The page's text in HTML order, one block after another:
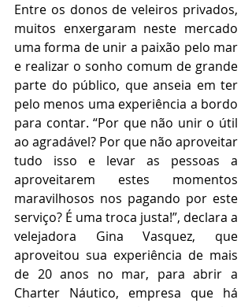
Entre os donos de veleiros privados,
muitos enxergaram neste mercado
uma forma de unir a paixão pelo mar
e realizar o sonho comum de grande
parte do público, que anseia em ter
pelo menos uma experiência a bordo
para contar. “Por que não unir o útil
ao agradável? Por que não aproveitar
tudo isso e levar as pessoas a
aproveitarem estes momentos
maravilhosos nos pagando por este
serviço? É uma troca justa!”, declara a
velejadora Gina Vasquez, que
aproveitou sua experiência de mais
de 20 anos no mar, para abrir a
Charter Náutico, empresa que há